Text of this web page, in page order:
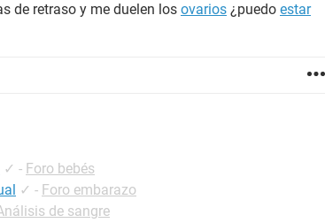
de retraso y me duelen los ovarios ¿puedo estar
✓ - Foro bebés
✓ - Foro embarazo
de sangre